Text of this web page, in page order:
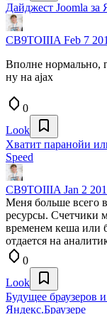
Дайджест Joomla за
CB9TOIIIA Feb 7
Вполне нормально,
ну на ajax
0
Look
Хватит паранойи
Speed
CB9TOIIIA Jan 2
Меня больше всего
ресурсы. Счетчики
временем кеша или
отдается на
0
Look
Будущее браузеров
Яндекс.Браузере